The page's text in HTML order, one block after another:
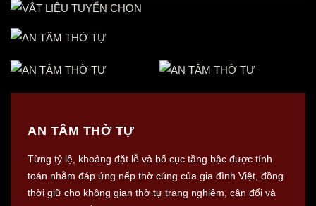
AN TÂM THỜ TỰ
Từng tỷ lệ, khoảng đặt lễ và bố cục tầng bậc được tính
toán nhằm đáp ứng nếp thờ cúng của gia đình Việt, đồng
thời giữ cho không gian thờ tự trang nghiêm, cân đối và